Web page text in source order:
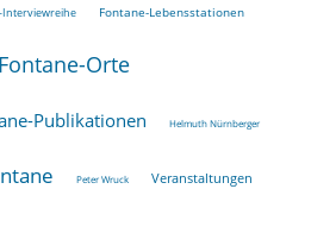
Interviewreihe Fontane-Lebensstationen
Fontane-Orte
Publikationen Helmuth Nürnberger
Peter Wruck Veranstaltungen